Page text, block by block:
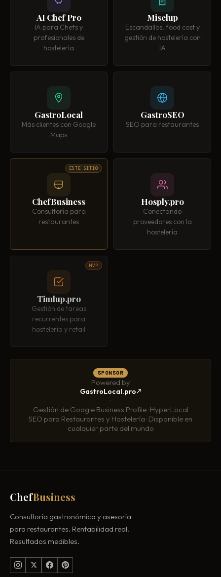
AI Chef Pro
IA para Chefs y
profesionales de
hostelería
Miselup
Escandallos, food cost y
gestión de hostelería con
IA
GastroLocal
Más clientes con Google
Maps
GastroSEO
SEO para restaurantes
ChefBusiness
Consultoría para
restaurantes
ESTE SITIO
Hosply.pro
Conectando
proveedores con la
hostelería
Timlup.pro
Gestión de tareas
recurrentes para
hostelería y retail
MVP
SPONSOR
Powered by
GastroLocal.pro
·
Gestión de Google Business Profile · HyperLocal
SEO para Restaurantes y Hostelería · Disponible en
cualquier parte del mundo
ChefBusiness
Consultoría gastronómica y asesoría
para restaurantes. Rentabilidad real.
Resultados medibles.